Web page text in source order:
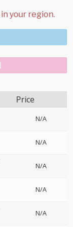
Price
N/A
N/A
N/A
N/A
N/A